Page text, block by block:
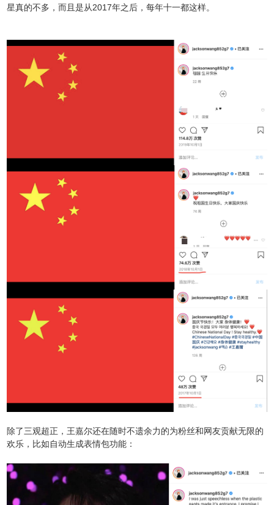
星真的不多，而且是从2017年之后，每年十一都这样。
除了三观超正，王嘉尔还在随时不遗余力的为粉丝和网友贡献无限的
欢乐，比如自动生成表情包功能：